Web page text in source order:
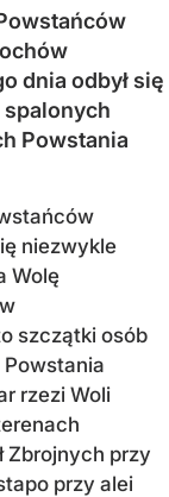
dnia odbył się
Powstania
niezwykle
Wolę
szczątki osób
rzezi Woli
Zbrojnych przy
przy alei